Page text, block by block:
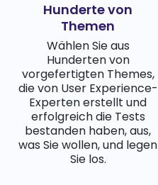
Hunderte von
Themen
Wählen Sie aus
Hunderten von
vorgefertigten Themes,
die von User Experience-
Experten erstellt und
erfolgreich die Tests
bestanden haben, aus,
was Sie wollen, und legen
Sie los.